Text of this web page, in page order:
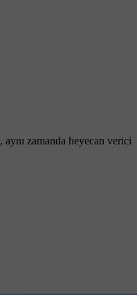
zamanda heyecan verici